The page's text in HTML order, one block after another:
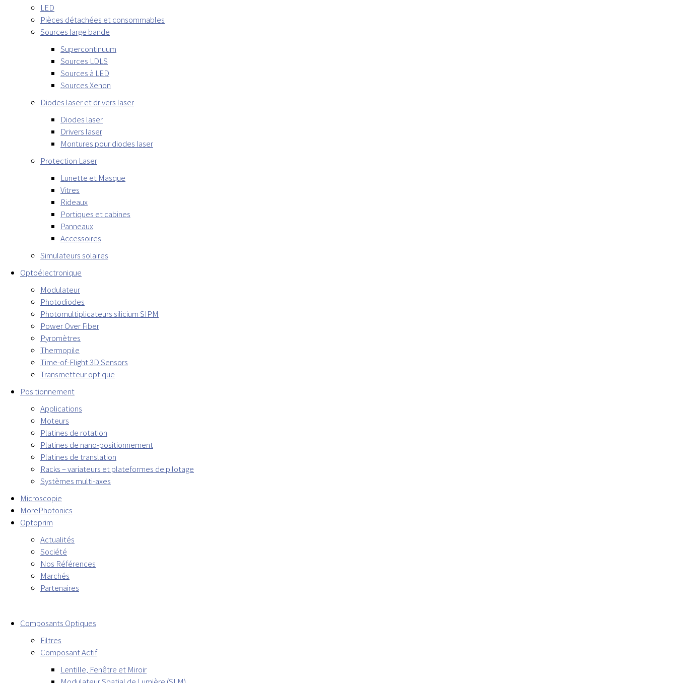
LED
Pièces détachées et consommables
Sources large bande
Supercontinuum
Sources LDLS
Sources à LED
Sources Xenon
Diodes laser et drivers laser
Diodes laser
Drivers laser
Montures pour diodes laser
Protection Laser
Lunette et Masque
Vitres
Rideaux
Portiques et cabines
Panneaux
Accessoires
Simulateurs solaires
Optoélectronique
Modulateur
Photodiodes
Photomultiplicateurs silicium SIPM
Power Over Fiber
Pyromètres
Thermopile
Time-of-Flight 3D Sensors
Transmetteur optique
Positionnement
Applications
Moteurs
Platines de rotation
Platines de nano-positionnement
Platines de translation
Racks – variateurs et plateformes de pilotage
Systèmes multi-axes
Microscopie
MorePhotonics
Optoprim
Actualités
Société
Nos Références
Marchés
Partenaires
Composants Optiques
Filtres
Composant Actif
Lentille, Fenêtre et Miroir